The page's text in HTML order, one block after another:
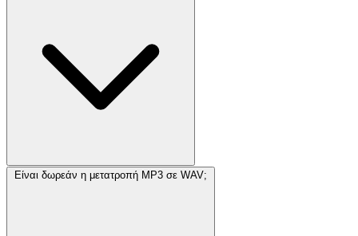
Είναι δωρεάν η μετατροπή MP3 σε WAV;